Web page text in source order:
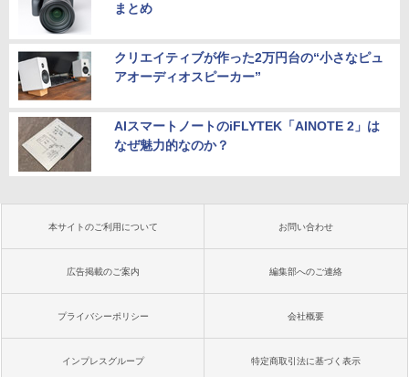
まとめ
クリエイティブが作った2万円台の“小さなピュ
アオーディオスピーカー”
AIスマートノートのiFLYTEK「AINOTE 2」は
なぜ魅力的なのか？
本サイトのご利用について お問い合わせ
広告掲載のご案内 編集部へのご連絡
プライバシーポリシー 会社概要
インプレスグループ 特定商取引法に基づく表示